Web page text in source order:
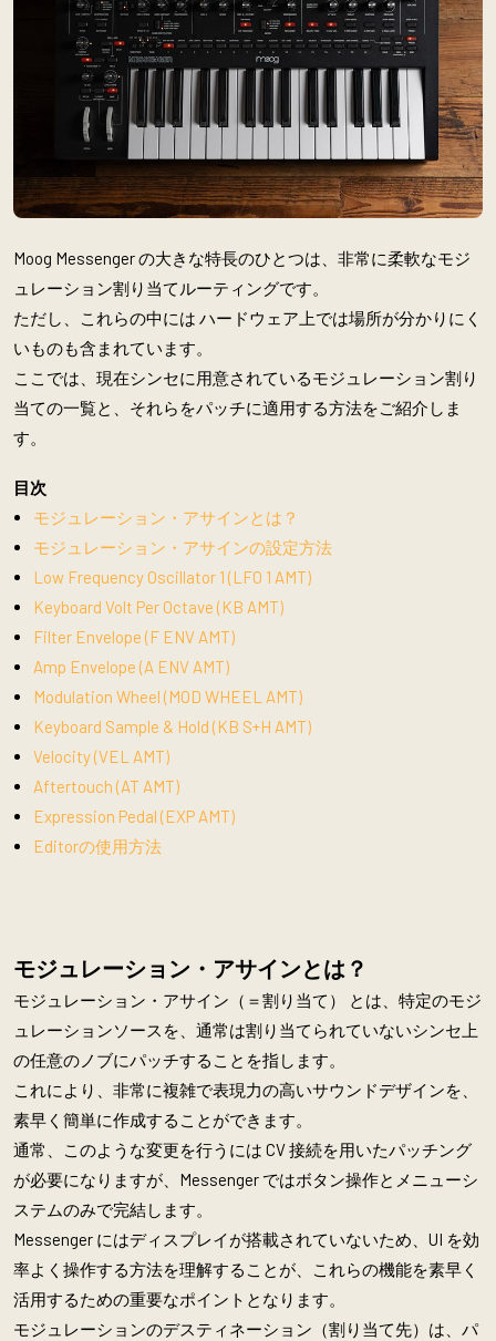
Moog Messenger の大きな特長のひとつは、非常に柔軟なモジ
ュレーション割り当てルーティングです。
ただし、これらの中には ハードウェア上では場所が分かりにく
いものも含まれています。
ここでは、現在シンセに用意されているモジュレーション割り
当ての一覧と、それらをパッチに適用する方法をご紹介しま
す。
目次
モジュレーション・アサインとは？
モジュレーション・アサインの設定方法
Low Frequency Oscillator 1 (LFO 1 AMT)
Keyboard Volt Per Octave (KB AMT)
Filter Envelope (F ENV AMT)
Amp Envelope (A ENV AMT)
Modulation Wheel (MOD WHEEL AMT)
Keyboard Sample & Hold (KB S+H AMT)
Velocity (VEL AMT)
Aftertouch (AT AMT)
Expression Pedal (EXP AMT)
Editorの使用方法
モジュレーション・アサインとは？
モジュレーション・アサイン（＝割り当て） とは、特定のモジ
ュレーションソースを、通常は割り当てられていないシンセ上
の任意のノブにパッチすることを指します。
これにより、非常に複雑で表現力の高いサウンドデザインを、
素早く簡単に作成することができます。
通常、このような変更を行うには CV 接続を用いたパッチング
が必要になりますが、Messenger ではボタン操作とメニューシ
ステムのみで完結します。
Messenger にはディスプレイが搭載されていないため、UI を効
率よく操作する方法を理解することが、これらの機能を素早く
活用するための重要なポイントとなります。
モジュレーションのデスティネーション（割り当て先）は、パ